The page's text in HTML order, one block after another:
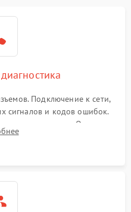
Подключение к сети,
сигналов и кодов ошибок.
напряжения. Оценка
основного питания без